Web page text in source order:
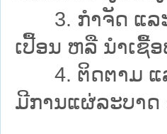
3. ກຳຈັດ ແລະ
ເປື້ອນ ຫລື ນຳເຊື້
4. ຕິດຕາມ ແລ
ມີການແຜ່ລະບາດ